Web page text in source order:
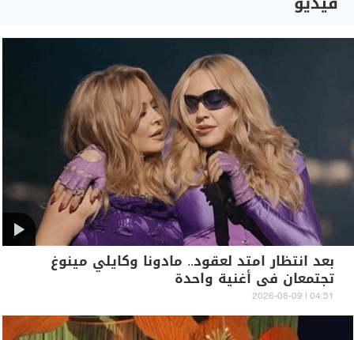
بعد انتظار امتد لعقود.. مادونا وكايلي مينوغ
تجتمعان في أغنية واحدة
04:51 | 2026-08-09